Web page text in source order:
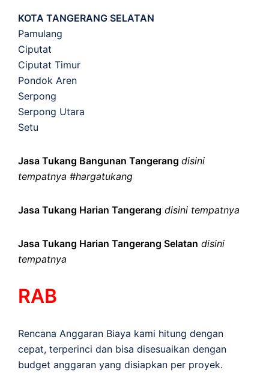
KOTA TANGERANG SELATAN
Pamulang
Ciputat
Ciputat Timur
Pondok Aren
Serpong
Serpong Utara
Setu
Jasa Tukang Bangunan Tangerang disini
tempatnya #hargatukang
Jasa Tukang Harian Tangerang disini tempatnya
Jasa Tukang Harian Tangerang Selatan disini
tempatnya
RAB
Rencana Anggaran Biaya kami hitung dengan
cepat, terperinci dan bisa disesuaikan dengan
budget anggaran yang disiapkan per proyek.